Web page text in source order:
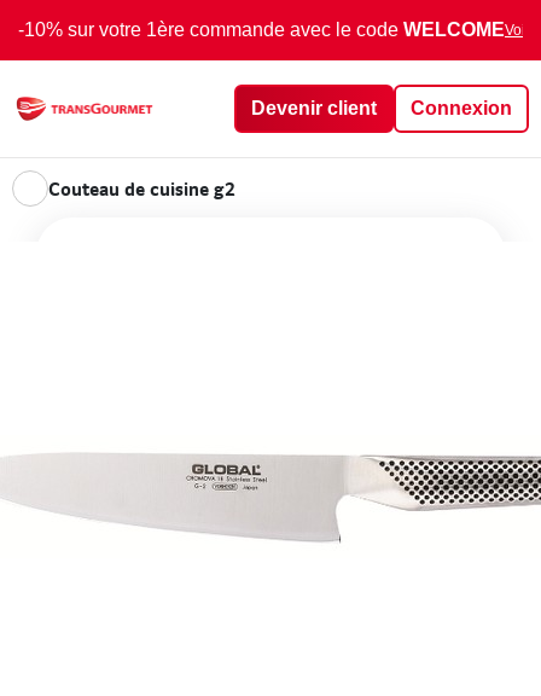
-10% sur votre 1ère commande avec le code WELCOMEVoir
Devenir client Connexion
Couteau de cuisine g2